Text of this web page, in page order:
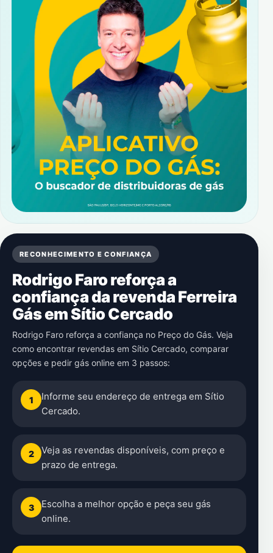
RECONHECIMENTO E CONFIANÇA
Rodrigo Faro reforça a
confiança da revenda Ferreira
Gás em Sítio Cercado
Rodrigo Faro reforça a confiança no Preço do Gás. Veja
como encontrar revendas em Sítio Cercado, comparar
opções e pedir gás online em 3 passos:
1
Informe seu endereço de entrega em Sítio
Cercado.
2
Veja as revendas disponíveis, com preço e
prazo de entrega.
3
Escolha a melhor opção e peça seu gás
online.